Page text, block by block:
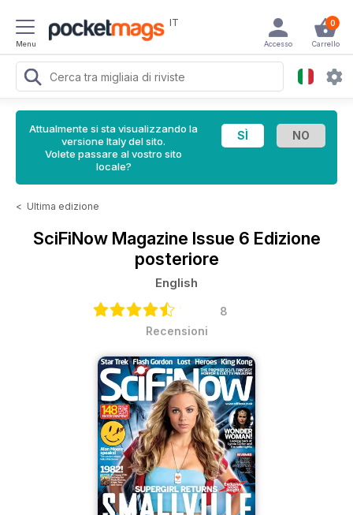
Menu
IT 0
Carrello
Accesso
Attualmente si sta visualizzando la
versione Italy del sito.
Volete passare al vostro sito
locale?
< Ultima edizione
SciFiNow Magazine Issue 6 Edizione
posteriore
English
8
Recensioni